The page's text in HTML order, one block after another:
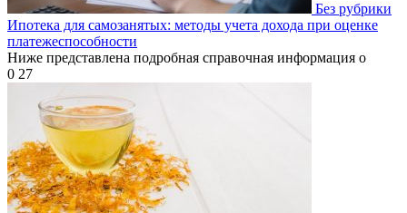
Без рубрики
Ипотека для самозанятых: методы учета дохода при оценке
платежеспособности
Ниже представлена подробная справочная информация о
0 27